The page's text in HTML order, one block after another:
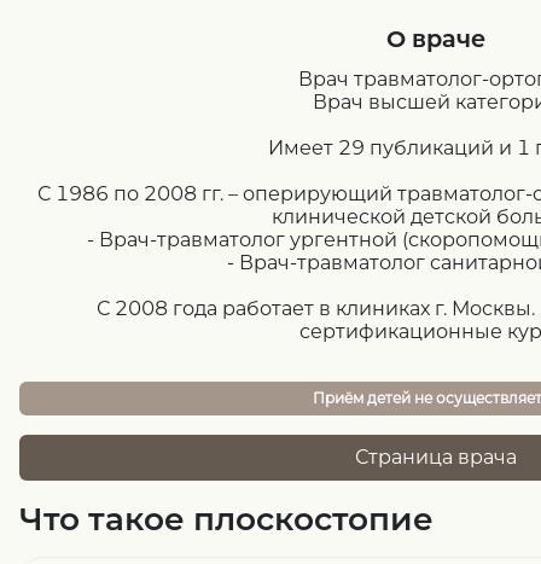
О враче
Врач травматолог-
Врач высшей
Имеет 29 публикаций и 1
С 1986 по 2008 гг. – оперирующий травматолог-
клинической детской
- Врач-травматолог ургентной
- Врач-травматолог
С 2008 года работает в клиниках г.
сертификационные
Приём детей не
Страница врача
Что такое плоскостопие